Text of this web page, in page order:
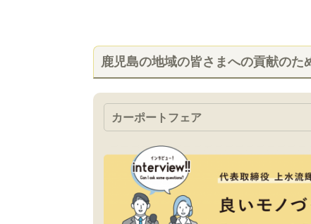
鹿児島の地域の皆さまへの貢献のた
カーポートフェア